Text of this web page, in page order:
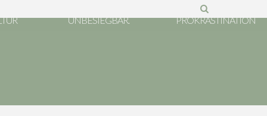
UNBESIEGBAR.
PROKRASTINATION